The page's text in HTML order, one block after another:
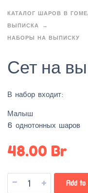
КАТАЛОГ ШАРОВ В
ВЫПИСКА
НАБОРЫ НА ВЫПИСКУ
Сет на
В набор входит:
Малыш
6 однотонных шаров
48.00 Br
- + Add to